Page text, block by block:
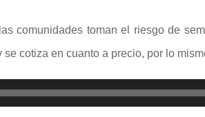
comunidades toman el riesgo de
se cotiza en cuanto a precio, por lo